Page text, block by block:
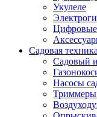
Укулеле
Садовая техника
Садовый
Насосы
Триммеры